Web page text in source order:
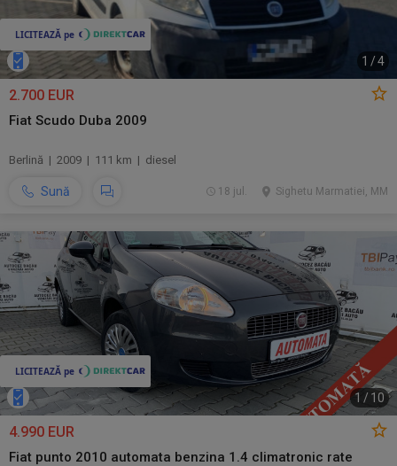
1 /4
2.700 EUR
Fiat Scudo Duba 2009
Berlină | 2009 | 111 km | diesel
Sună Sighetu Marmatiei, MM
18 jul.
1 / 10
4.990 EUR
Fiat punto 2010 automata benzina 1.4 climatronic rate